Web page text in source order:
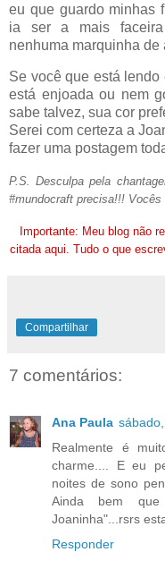
eu que guardo minhas
ia ser a mais
nenhuma marquinha de
Se você que está
está enjoada ou nem
sabe talvez, sua cor
Serei com certeza a
fazer uma postagem
P.S. Desculpa pela
#mundocraft precisa!!! Vocês
Importante: Meu blog não
citada aqui. Tudo o que
Compartilhar
7 comentários:
Ana Paula
Realmente é
charme.... E eu
noites de sono
Ainda bem
Joaninha"...rsrs
Responder